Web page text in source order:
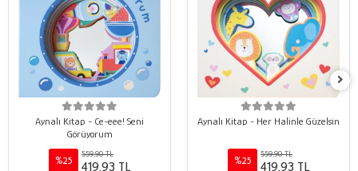
Aynalı Kitap - Ce-eee! Seni
Görüyorum
%25
559,90 TL
419,93 TL
Aynalı Kitap - Her Halinle Güzelsin
%25
559,90 TL
419,93 TL